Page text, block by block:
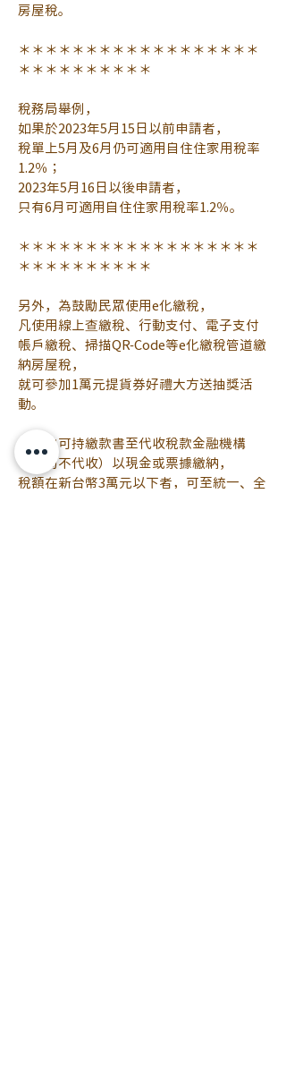
房屋稅。
＊＊＊＊＊＊＊＊＊＊＊＊＊＊＊＊＊＊
＊＊＊＊＊＊＊＊＊＊
稅務局舉例，
如果於2023年5月15日以前申請者，
稅單上5月及6月仍可適用自住住家用稅率
1.2％；
2023年5月16日以後申請者，
只有6月可適用自住住家用稅率1.2％。
＊＊＊＊＊＊＊＊＊＊＊＊＊＊＊＊＊＊
＊＊＊＊＊＊＊＊＊＊
另外，為鼓勵民眾使用e化繳稅，
凡使用線上查繳稅、行動支付、電子支付
帳戶繳稅、掃描QR-Code等e化繳稅管道繳
納房屋稅，
就可參加1萬元提貨券好禮大方送抽獎活
動。
民眾也可持繳款書至代收稅款金融機構
（郵局不代收）以現金或票據繳納，
稅額在新台幣3萬元以下者，可至統一、全